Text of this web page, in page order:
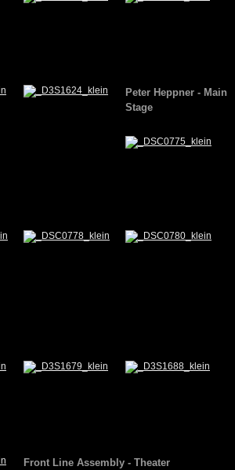
Peter Heppner - Main
Stage
Front Line Assembly - Theater